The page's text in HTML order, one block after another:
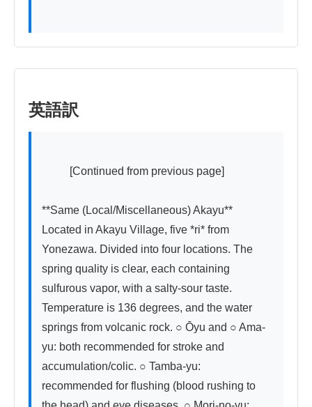
英語訳
**Same (Local/Miscellaneous) Akayu**
Located in Akayu Village, five *ri* from
Yonezawa. Divided into four locations. The
spring quality is clear, each containing
sulfurous vapor, with a salty-sour taste.
Temperature is 136 degrees, and the water
springs from volcanic rock. ○ Ōyu and ○ Ama-
yu: both recommended for stroke and
accumulation/colic. ○ Tamba-yu:
recommended for flushing (blood rushing to